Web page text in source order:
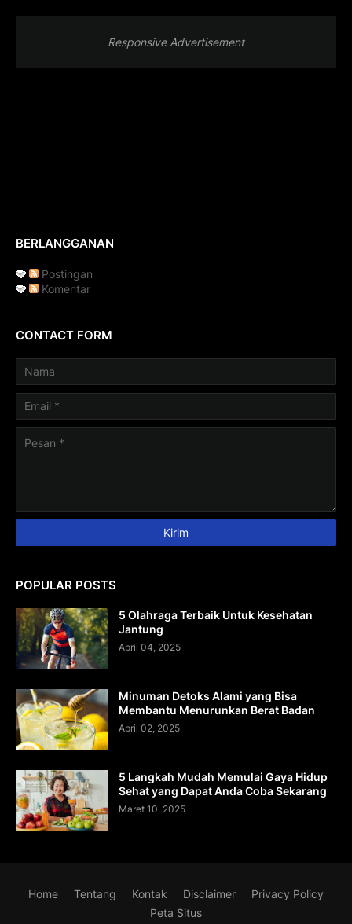
Responsive Advertisement
BERLANGGANAN
Postingan
Komentar
CONTACT FORM
POPULAR POSTS
5 Olahraga Terbaik Untuk Kesehatan
Jantung
April 04, 2025
Minuman Detoks Alami yang Bisa
Membantu Menurunkan Berat Badan
April 02, 2025
5 Langkah Mudah Memulai Gaya Hidup
Sehat yang Dapat Anda Coba Sekarang
Maret 10, 2025
Home Tentang Kontak Disclaimer
Privacy Policy
Peta Situs